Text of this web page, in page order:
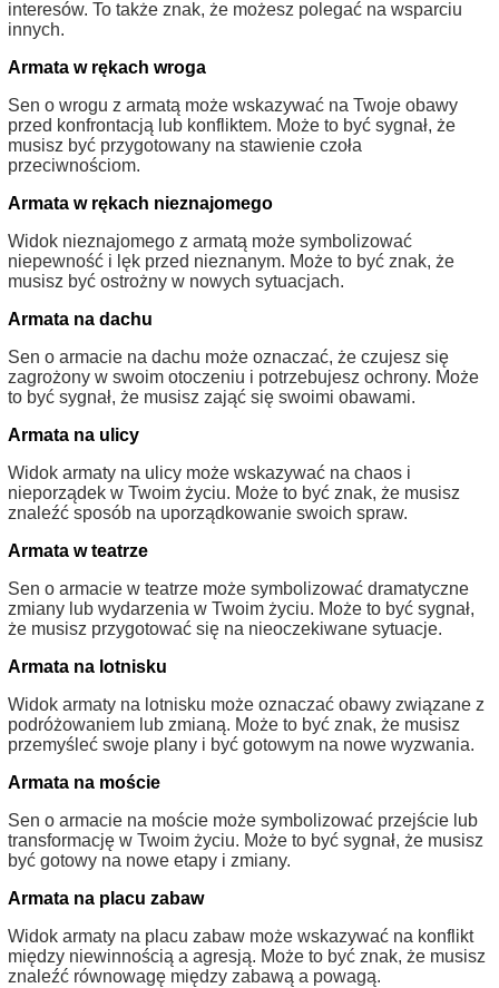
interesów. To także znak, że możesz polegać na wsparciu
innych.
Armata w rękach wroga
Sen o wrogu z armatą może wskazywać na Twoje obawy
przed konfrontacją lub konfliktem. Może to być sygnał, że
musisz być przygotowany na stawienie czoła
przeciwnościom.
Armata w rękach nieznajomego
Widok nieznajomego z armatą może symbolizować
niepewność i lęk przed nieznanym. Może to być znak, że
musisz być ostrożny w nowych sytuacjach.
Armata na dachu
Sen o armacie na dachu może oznaczać, że czujesz się
zagrożony w swoim otoczeniu i potrzebujesz ochrony. Może
to być sygnał, że musisz zająć się swoimi obawami.
Armata na ulicy
Widok armaty na ulicy może wskazywać na chaos i
nieporządek w Twoim życiu. Może to być znak, że musisz
znaleźć sposób na uporządkowanie swoich spraw.
Armata w teatrze
Sen o armacie w teatrze może symbolizować dramatyczne
zmiany lub wydarzenia w Twoim życiu. Może to być sygnał,
że musisz przygotować się na nieoczekiwane sytuacje.
Armata na lotnisku
Widok armaty na lotnisku może oznaczać obawy związane z
podróżowaniem lub zmianą. Może to być znak, że musisz
przemyśleć swoje plany i być gotowym na nowe wyzwania.
Armata na moście
Sen o armacie na moście może symbolizować przejście lub
transformację w Twoim życiu. Może to być sygnał, że musisz
być gotowy na nowe etapy i zmiany.
Armata na placu zabaw
Widok armaty na placu zabaw może wskazywać na konflikt
między niewinnością a agresją. Może to być znak, że musisz
znaleźć równowagę między zabawą a powagą.